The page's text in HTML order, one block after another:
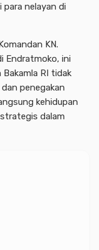
para nelayan di
KN.
Endratmoko, ini
RI tidak
penegakan
kehidupan
dalam